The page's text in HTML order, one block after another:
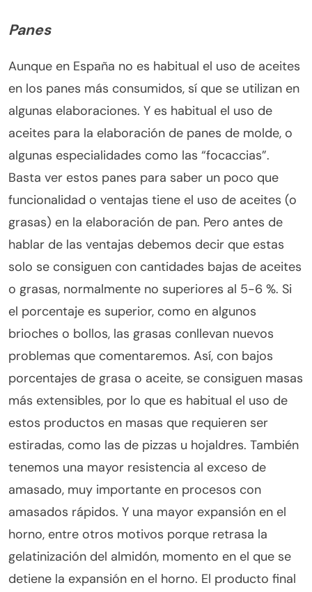
Panes
Aunque en España no es habitual el uso de aceites
en los panes más consumidos, sí que se utilizan en
algunas elaboraciones. Y es habitual el uso de
aceites para la elaboración de panes de molde, o
algunas especialidades como las “focaccias”.
Basta ver estos panes para saber un poco que
funcionalidad o ventajas tiene el uso de aceites (o
grasas) en la elaboración de pan. Pero antes de
hablar de las ventajas debemos decir que estas
solo se consiguen con cantidades bajas de aceites
o grasas, normalmente no superiores al 5-6 %. Si
el porcentaje es superior, como en algunos
brioches o bollos, las grasas conllevan nuevos
problemas que comentaremos. Así, con bajos
porcentajes de grasa o aceite, se consiguen masas
más extensibles, por lo que es habitual el uso de
estos productos en masas que requieren ser
estiradas, como las de pizzas u hojaldres. También
tenemos una mayor resistencia al exceso de
amasado, muy importante en procesos con
amasados rápidos. Y una mayor expansión en el
horno, entre otros motivos porque retrasa la
gelatinización del almidón, momento en el que se
detiene la expansión en el horno. El producto final